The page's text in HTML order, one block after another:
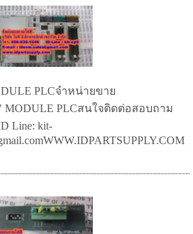
PLCจำหน่ายขาย
MODULE PLCสนใจติดต่อสอบถาม
Line: kit-